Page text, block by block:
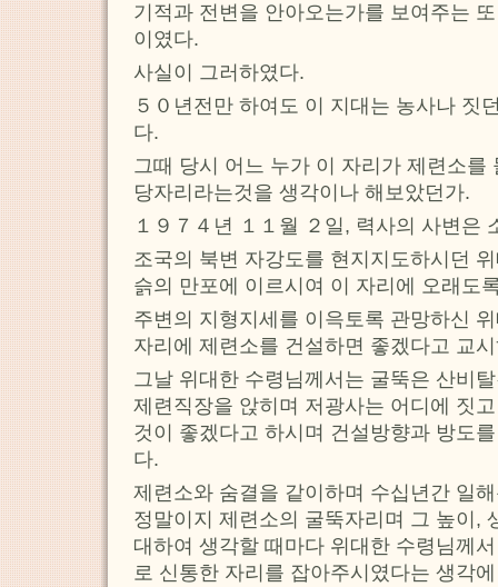
기적과 전변을 안아오는가를 보여주는
이였다.
사실이 그러하였다.
５０년전만 하여도 이 지대는 농사나 짓
다.
그때 당시 어느 누가 이 자리가 제련소를
당자리라는것을 생각이나 해보았던가.
１９７４년 １１월 ２일, 력사의 사변은
조국의 북변 자강도를 현지지도하시던
슭의 만포에 이르시여 이 자리에 오래도
주변의 지형지세를 이윽토록 관망하신
자리에 제련소를 건설하면 좋겠다고 교
그날 위대한 수령님께서는 굴뚝은 산비
제련직장을 앉히며 저광사는 어디에 짓
것이 좋겠다고 하시며 건설방향과 방도
다.
제련소와 숨결을 같이하며 수십년간 일
정말이지 제련소의 굴뚝자리며 그 높이,
대하여 생각할 때마다 위대한 수령님께
로 신통한 자리를 잡아주시였다는 생각